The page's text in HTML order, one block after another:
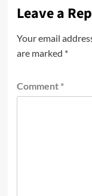
Leave a
Your email
are marked *
Comment *